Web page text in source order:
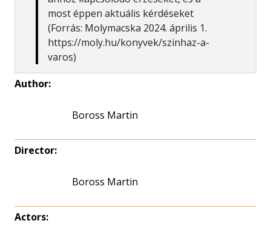
most éppen aktuális kérdéseket
(Forrás: Molymacska 2024. április 1.
https://moly.hu/konyvek/szinhaz-a-
varos)
Author:
Boross Martin
Director:
Boross Martin
Actors: